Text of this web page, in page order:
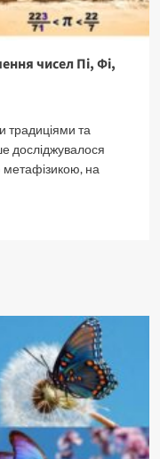
чисел Пі, Фі,
традиціями та
досліджувалося
метафізикою, на